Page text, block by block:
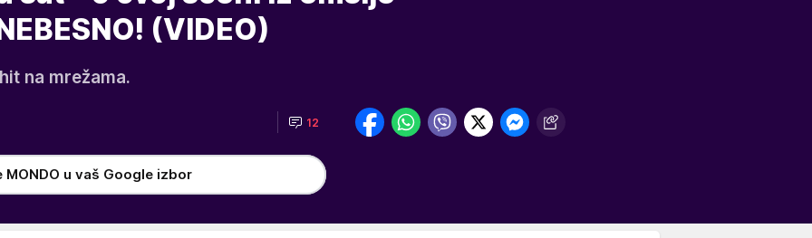
(VIDEO)
na mrežama.
12
MONDO u vaš Google izbor